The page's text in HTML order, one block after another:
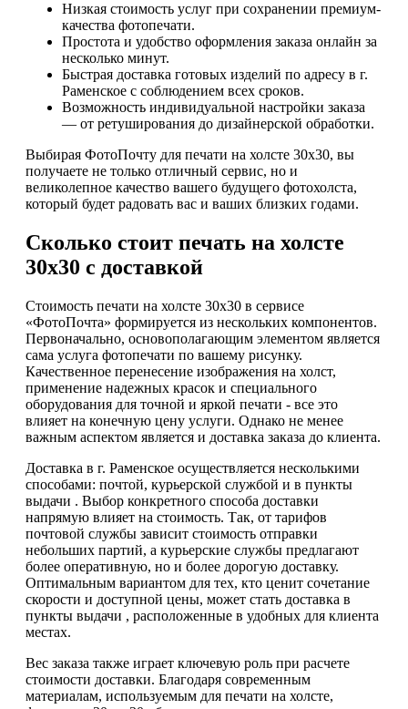
Низкая стоимость услуг при сохранении премиум-
качества фотопечати.
Простота и удобство оформления заказа онлайн за
несколько минут.
Быстрая доставка готовых изделий по адресу в г.
Раменское с соблюдением всех сроков.
Возможность индивидуальной настройки заказа
— от ретуширования до дизайнерской обработки.
Выбирая ФотоПочту для печати на холсте 30х30, вы
получаете не только отличный сервис, но и
великолепное качество вашего будущего фотохолста,
который будет радовать вас и ваших близких годами.
Сколько стоит печать на холсте
30х30 с доставкой
Стоимость печати на холсте 30х30 в сервисе
«ФотоПочта» формируется из нескольких компонентов.
Первоначально, основополагающим элементом является
сама услуга фотопечати по вашему рисунку.
Качественное перенесение изображения на холст,
применение надежных красок и специального
оборудования для точной и яркой печати - все это
влияет на конечную цену услуги. Однако не менее
важным аспектом является и доставка заказа до клиента.
Доставка в г. Раменское осуществляется несколькими
способами: почтой, курьерской службой и в пункты
выдачи . Выбор конкретного способа доставки
напрямую влияет на стоимость. Так, от тарифов
почтовой службы зависит стоимость отправки
небольших партий, а курьерские службы предлагают
более оперативную, но и более дорогую доставку.
Оптимальным вариантом для тех, кто ценит сочетание
скорости и доступной цены, может стать доставка в
пункты выдачи , расположенные в удобных для клиента
местах.
Вес заказа также играет ключевую роль при расчете
стоимости доставки. Благодаря современным
материалам, используемым для печати на холсте,